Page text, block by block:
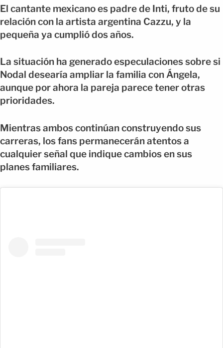
El cantante mexicano es padre de Inti, fruto de su
relación con la artista argentina Cazzu, y la
pequeña ya cumplió dos años.
La situación ha generado especulaciones sobre si
Nodal desearía ampliar la familia con Ángela,
aunque por ahora la pareja parece tener otras
prioridades.
Mientras ambos continúan construyendo sus
carreras, los fans permanecerán atentos a
cualquier señal que indique cambios en sus
planes familiares.